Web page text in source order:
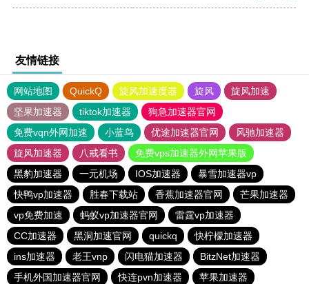
友情链接
网站地图 QuickQ 旋风加速度器 旋风
旋风加速
坚果加速器
tiktok加速器
狗急加速器官网
免费vqn外网加速
小蓝鸟 优途加速器官网
风驰加速器
旋风加速器
八戒看书
免费vps加速器外网苹果版
黑豹加速器
一元机场 IOS加速器
暴雪加速器vp
快鸭vp加速器
胜春下载站 香蕉加速器官网
芒果加速器
vp免费加速
蚂蚁vp加速器官网
雷霆vp加速器
CC加速器
黑洞加速官网 quickq
快柠檬加速器
ins加速器
老王vnp 闪电猫加速器
BitzNet加速器
手机外国加速器官网
快连pvn加速器 苹果加速器